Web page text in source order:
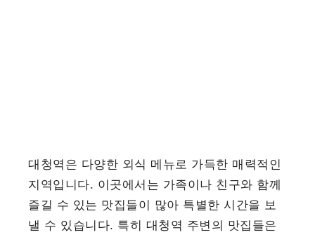
대청역은 다양한 외식 메뉴로 가득한 매력적인
지역입니다. 이곳에서는 가족이나 친구와 함께
즐길 수 있는 맛집들이 많아 특별한 시간을 보
낼 수 있습니다. 특히 대청역 주변의 맛집들은